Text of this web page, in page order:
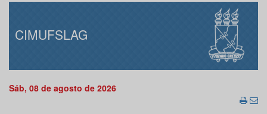
CIMUFSLAG
Sáb, 08 de agosto de 2026